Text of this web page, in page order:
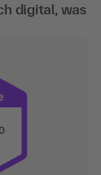
digital, was